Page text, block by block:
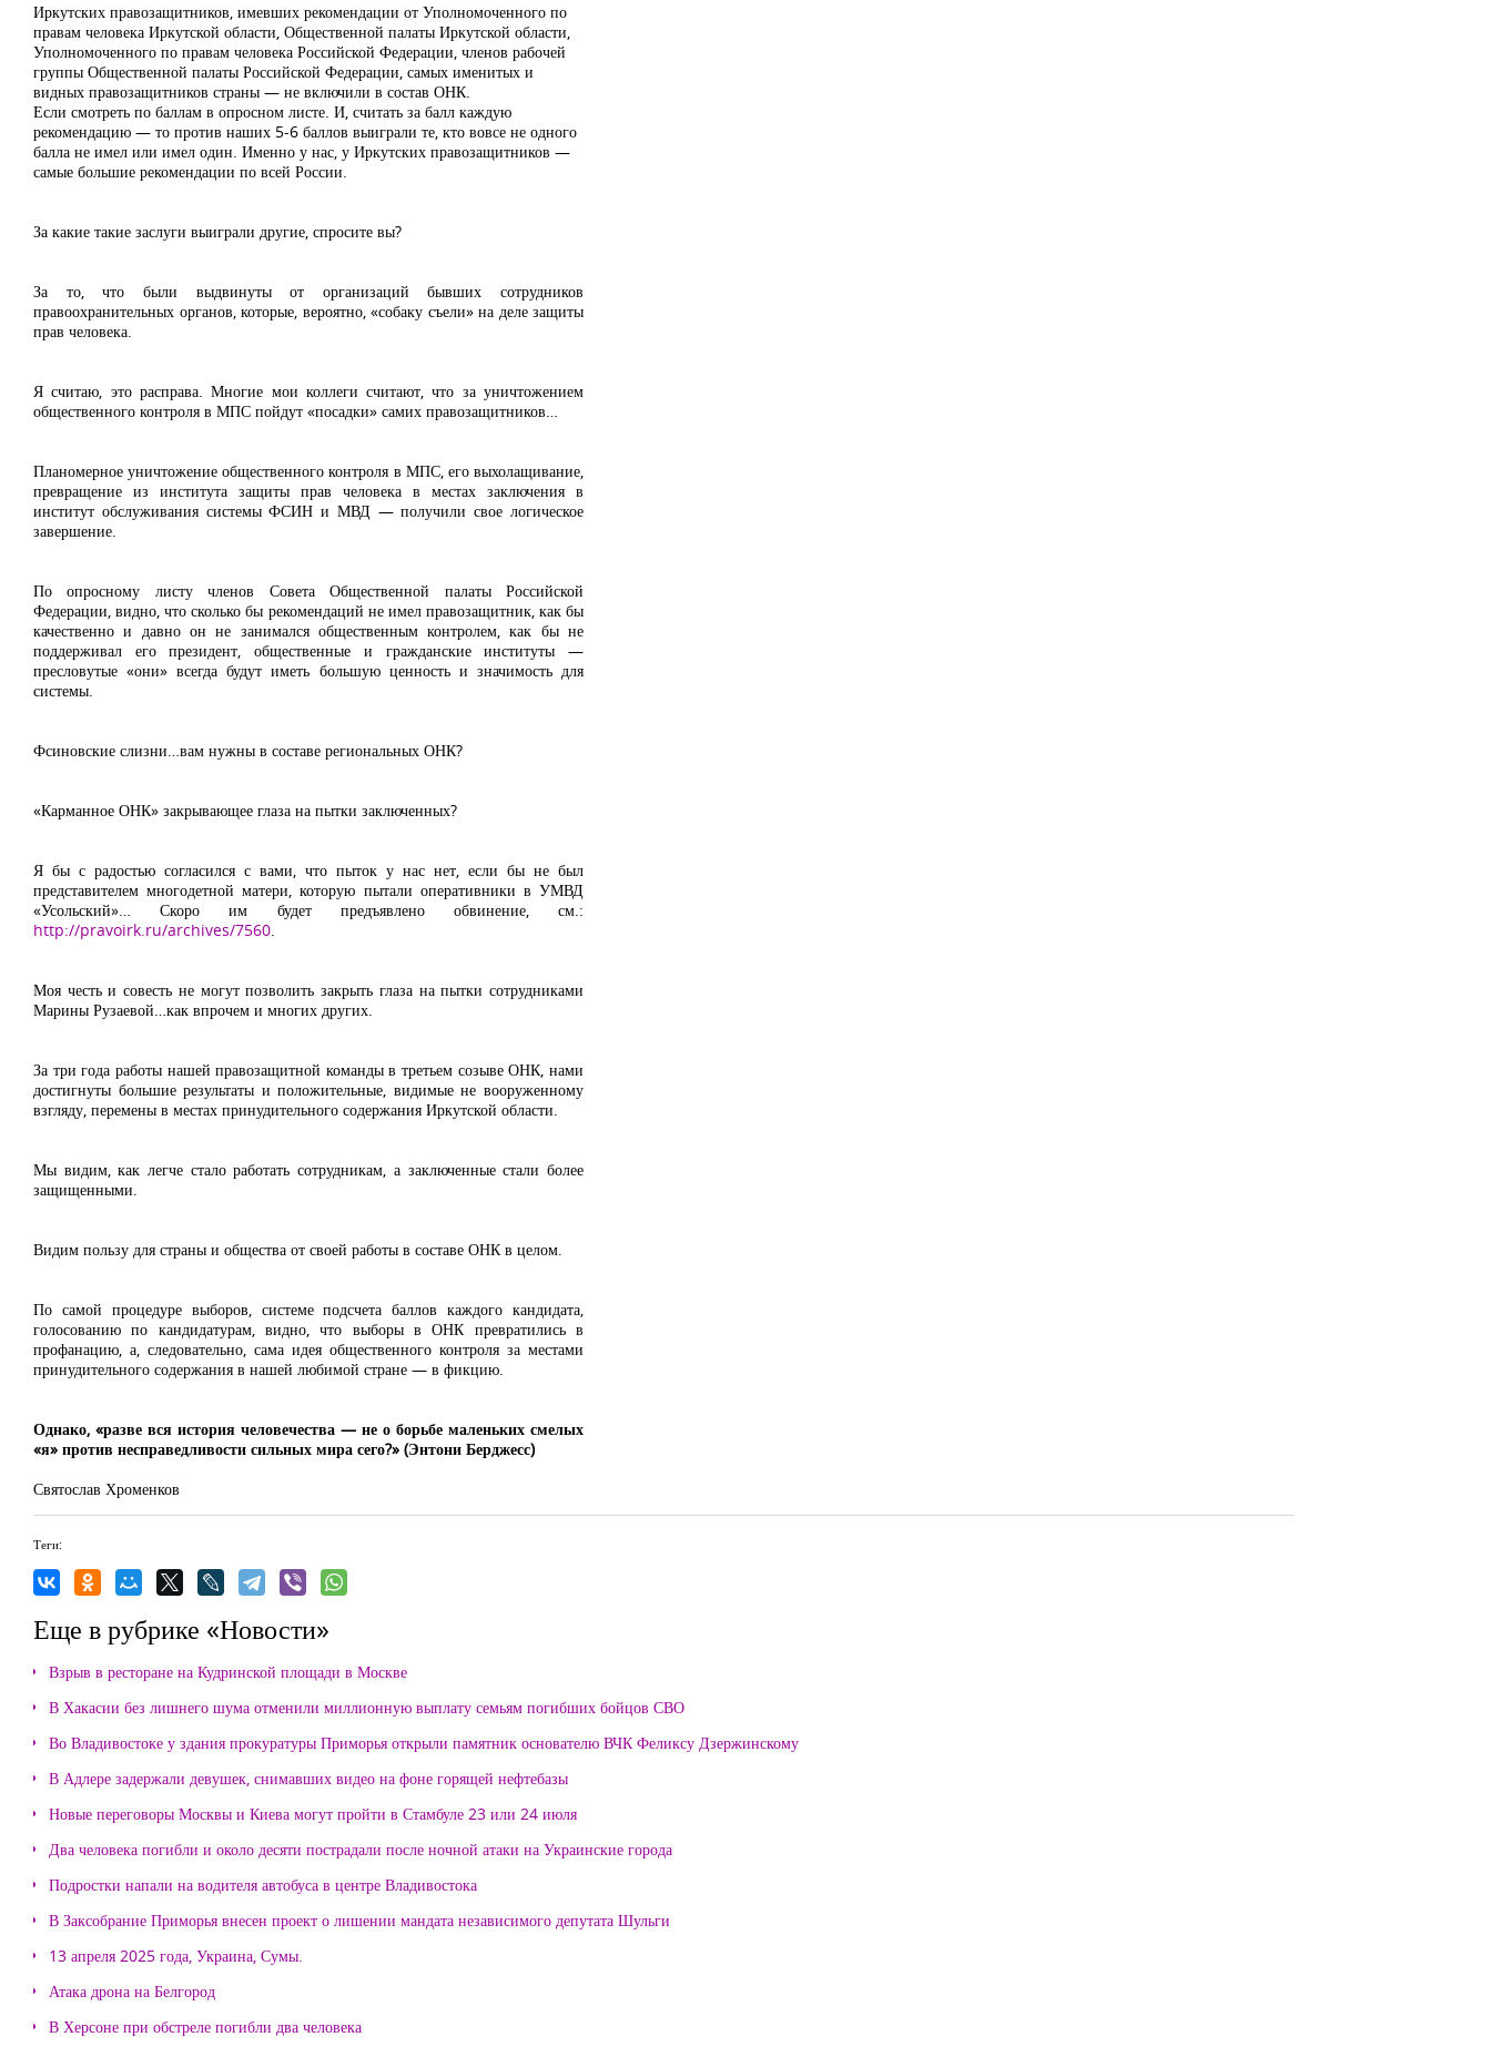
Иркутских правозащитников, имевших рекомендации от Уполномоченного по
правам человека Иркутской области, Общественной палаты Иркутской области,
Уполномоченного по правам человека Российской Федерации, членов рабочей
группы Общественной палаты Российской Федерации, самых именитых и
видных правозащитников страны — не включили в состав ОНК.
Если смотреть по баллам в опросном листе. И, считать за балл каждую
рекомендацию — то против наших 5-6 баллов выиграли те, кто вовсе не одного
балла не имел или имел один. Именно у нас, у Иркутских правозащитников —
самые большие рекомендации по всей России.
За какие такие заслуги выиграли другие, спросите вы?
За то, что были выдвинуты от организаций бывших сотрудников
правоохранительных органов, которые, вероятно, «собаку съели» на деле защиты
прав человека.
Я считаю, это расправа. Многие мои коллеги считают, что за уничтожением
общественного контроля в МПС пойдут «посадки» самих правозащитников…
Планомерное уничтожение общественного контроля в МПС, его выхолащивание,
превращение из института защиты прав человека в местах заключения в
институт обслуживания системы ФСИН и МВД — получили свое логическое
завершение.
По опросному листу членов Совета Общественной палаты Российской
Федерации, видно, что сколько бы рекомендаций не имел правозащитник, как бы
качественно и давно он не занимался общественным контролем, как бы не
поддерживал его президент, общественные и гражданские институты —
пресловутые «они» всегда будут иметь большую ценность и значимость для
системы.
Фсиновские слизни…вам нужны в составе региональных ОНК?
«Карманное ОНК» закрывающее глаза на пытки заключенных?
Я бы с радостью согласился с вами, что пыток у нас нет, если бы не был
представителем многодетной матери, которую пытали оперативники в УМВД
«Усольский»… Скоро им будет предъявлено обвинение, см.:
http://pravoirk.ru/archives/7560.
Моя честь и совесть не могут позволить закрыть глаза на пытки сотрудниками
Марины Рузаевой…как впрочем и многих других.
За три года работы нашей правозащитной команды в третьем созыве ОНК, нами
достигнуты большие результаты и положительные, видимые не вооруженному
взгляду, перемены в местах принудительного содержания Иркутской области.
Мы видим, как легче стало работать сотрудникам, а заключенные стали более
защищенными.
Видим пользу для страны и общества от своей работы в составе ОНК в целом.
По самой процедуре выборов, системе подсчета баллов каждого кандидата,
голосованию по кандидатурам, видно, что выборы в ОНК превратились в
профанацию, а, следовательно, сама идея общественного контроля за местами
принудительного содержания в нашей любимой стране — в фикцию.
Однако, «разве вся история человечества — не о борьбе маленьких смелых
«я» против несправедливости сильных мира сего?» (Энтони Берджесс)
Святослав Хроменков
Теги:
Еще в рубрике «Новости»
Взрыв в ресторане на Кудринской площади в Москве
В Хакасии без лишнего шума отменили миллионную выплату семьям погибших бойцов СВО
Во Владивостоке у здания прокуратуры Приморья открыли памятник основателю ВЧК Феликсу Дзержинскому
В Адлере задержали девушек, снимавших видео на фоне горящей нефтебазы
Новые переговоры Москвы и Киева могут пройти в Стамбуле 23 или 24 июля
Два человека погибли и около десяти пострадали после ночной атаки на Украинские города
Подростки напали на водителя автобуса в центре Владивостока
В Заксобрание Приморья внесен проект о лишении мандата независимого депутата Шульги
13 апреля 2025 года, Украина, Сумы.
Атака дрона на Белгород
В Херсоне при обстреле погибли два человека